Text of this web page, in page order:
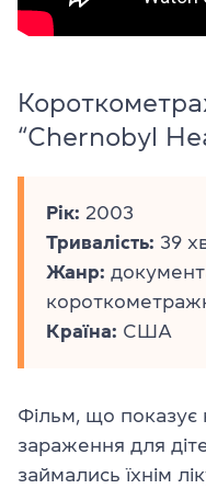
“Chernobyl
Рік: 2003
Тривалість: 39
Жанр:
Країна: США
Фільм, що показує
зараження для
займались їхнім